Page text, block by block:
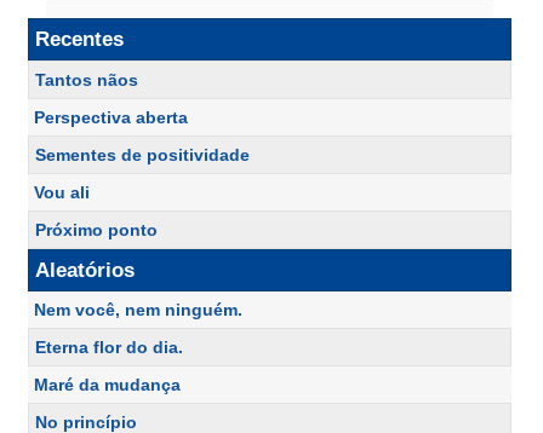
Recentes
Tantos nãos
Perspectiva aberta
Sementes de positividade
Vou ali
Próximo ponto
Aleatórios
Nem você, nem ninguém.
Eterna flor do dia.
Maré da mudança
No princípio